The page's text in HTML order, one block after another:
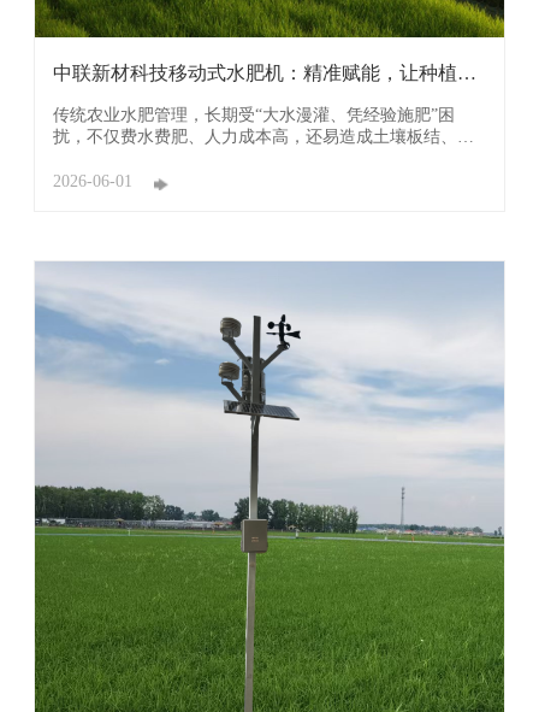
中联新材科技移动式水肥机：精准赋能，让种植更
传统农业水肥管理，长期受“大水漫灌、凭经验施肥”困
扰，不仅费水费肥、人力成本高，还易造成土壤板结、养
(简称：中联新材科技）深耕智慧农业领域，研发生产的移
2026-06-01